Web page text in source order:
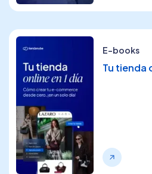
E-books
Tu tienda